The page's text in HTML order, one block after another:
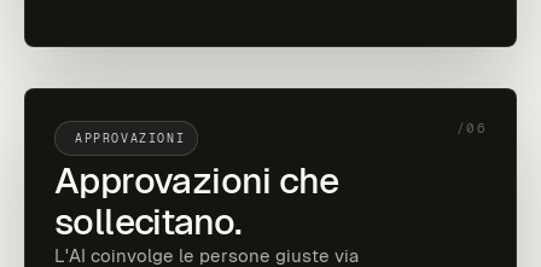
/06
APPROVAZIONI
Approvazioni che
sollecitano.
L'AI coinvolge le persone giuste via